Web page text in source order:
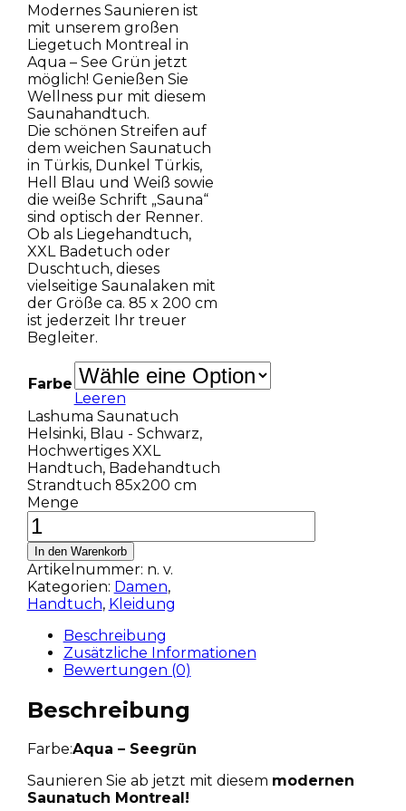
Modernes Saunieren ist
mit unserem großen
Liegetuch Montreal in
Aqua – See Grün jetzt
möglich! Genießen Sie
Wellness pur mit diesem
Saunahandtuch.
Die schönen Streifen auf
dem weichen Saunatuch
in Türkis, Dunkel Türkis,
Hell Blau und Weiß sowie
die weiße Schrift „Sauna“
sind optisch der Renner.
Ob als Liegehandtuch,
XXL Badetuch oder
Duschtuch, dieses
vielseitige Saunalaken mit
der Größe ca. 85 x 200 cm
ist jederzeit Ihr treuer
Begleiter.
Farbe
Leeren
Lashuma Saunatuch
Helsinki, Blau - Schwarz,
Hochwertiges XXL
Handtuch, Badehandtuch
Strandtuch 85x200 cm
Menge
In den Warenkorb
Artikelnummer: n. v.
Kategorien: Damen,
Handtuch, Kleidung
Beschreibung
Zusätzliche Informationen
Bewertungen (0)
Beschreibung
Farbe:Aqua – Seegrün
Saunieren Sie ab jetzt mit diesem modernen
Saunatuch Montreal!